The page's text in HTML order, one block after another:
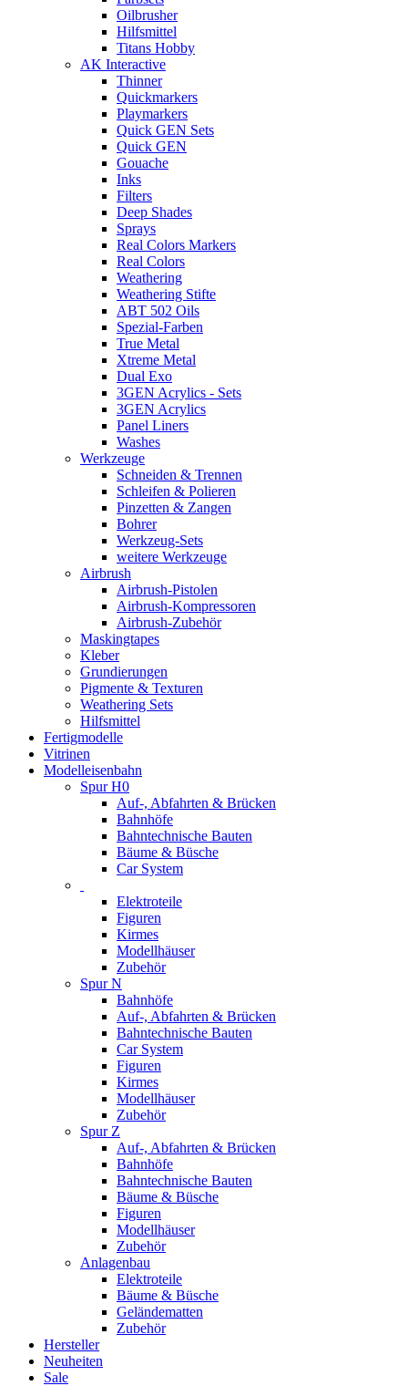
Oilbrusher
Hilfsmittel
Titans Hobby
AK Interactive
Thinner
Quickmarkers
Playmarkers
Quick GEN Sets
Quick GEN
Gouache
Inks
Filters
Deep Shades
Sprays
Real Colors Markers
Real Colors
Weathering
Weathering Stifte
ABT 502 Oils
Spezial-Farben
True Metal
Xtreme Metal
Dual Exo
3GEN Acrylics - Sets
3GEN Acrylics
Panel Liners
Washes
Werkzeuge
Schneiden & Trennen
Schleifen & Polieren
Pinzetten & Zangen
Bohrer
Werkzeug-Sets
weitere Werkzeuge
Airbrush
Airbrush-Pistolen
Airbrush-Kompressoren
Airbrush-Zubehör
Maskingtapes
Kleber
Grundierungen
Pigmente & Texturen
Weathering Sets
Hilfsmittel
Fertigmodelle
Vitrinen
Modelleisenbahn
Spur H0
Auf-, Abfahrten & Brücken
Bahnhöfe
Bahntechnische Bauten
Bäume & Büsche
Car System
Elektroteile
Figuren
Kirmes
Modellhäuser
Zubehör
Spur N
Bahnhöfe
Auf-, Abfahrten & Brücken
Bahntechnische Bauten
Car System
Figuren
Kirmes
Modellhäuser
Zubehör
Spur Z
Auf-, Abfahrten & Brücken
Bahnhöfe
Bahntechnische Bauten
Bäume & Büsche
Figuren
Modellhäuser
Zubehör
Anlagenbau
Elektroteile
Bäume & Büsche
Geländematten
Zubehör
Hersteller
Neuheiten
Sale